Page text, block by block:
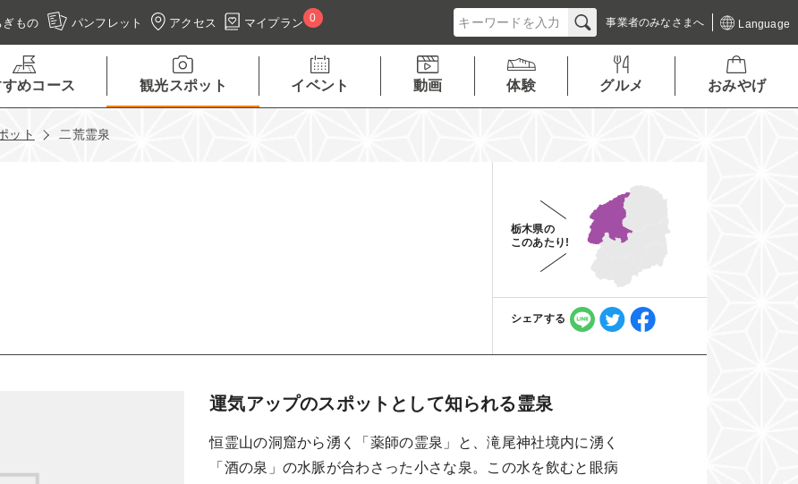
ぎもの パンフレット アクセス マイプラン 0 事業者のみなさまへ Language
めコース 観光スポット イベント 動画 体験 グルメ おみやげ
ット 二荒霊泉
栃木県の
このあたり!
シェアする
運気アップのスポットとして知られる霊泉
恒霊山の洞窟から湧く「薬師の霊泉」と、滝尾神社境内に湧く
「酒の泉」の水脈が合わさった小さな泉。この水を飲むと眼病